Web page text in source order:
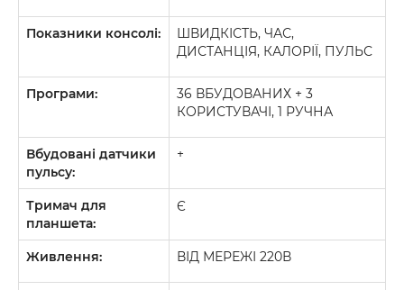
Показники консолі:
ШВИДКІСТЬ, ЧАС,
ДИСТАНЦІЯ, КАЛОРІЇ, ПУЛЬС
Програми:
36 ВБУДОВАНИХ + 3
КОРИСТУВАЧІ, 1 РУЧНА
Вбудовані датчики
пульсу:
+
Тримач для
планшета:
Є
Живлення: ВІД МЕРЕЖІ 220В